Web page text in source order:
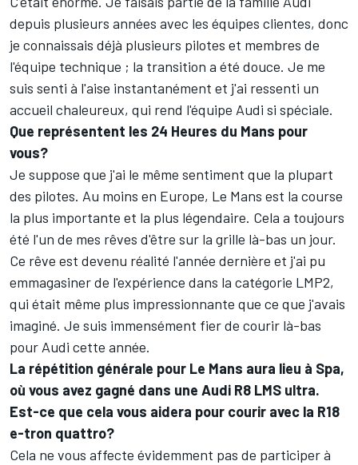
depuis plusieurs années avec les équipes clientes, donc
je connaissais déjà plusieurs pilotes et membres de
l'équipe technique ; la transition a été douce. Je me
suis senti à l'aise instantanément et j'ai ressenti un
accueil chaleureux, qui rend l'équipe Audi si spéciale.
Que représentent les 24 Heures du Mans pour
vous?
Je suppose que j'ai le même sentiment que la plupart
des pilotes. Au moins en Europe, Le Mans est la course
la plus importante et la plus légendaire. Cela a toujours
été l'un de mes rêves d'être sur la grille là-bas un jour.
Ce rêve est devenu réalité l'année dernière et j'ai pu
emmagasiner de l'expérience dans la catégorie LMP2,
qui était même plus impressionnante que ce que j'avais
imaginé. Je suis immensément fier de courir là-bas
pour Audi cette année.
La répétition générale pour Le Mans aura lieu à Spa,
où vous avez gagné dans une Audi R8 LMS ultra.
Est-ce que cela vous aidera pour courir avec la R18
e-tron quattro?
Cela ne vous affecte évidemment pas de participer à